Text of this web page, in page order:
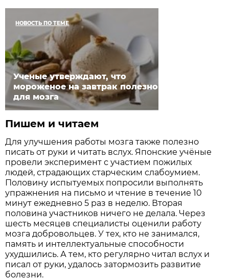
НОВОСТЬ ПО ТЕМЕ
Ученые утверждают, что
мороженое на завтрак полезно
для мозга
Пишем и читаем
Для улучшения работы мозга также полезно
писать от руки и читать вслух. Японские учёные
провели эксперимент с участием пожилых
людей, страдающих старческим слабоумием.
Половину испытуемых попросили выполнять
упражнения на письмо и чтение в течение 10
минут ежедневно 5 раз в неделю. Вторая
половина участников ничего не делала. Через
шесть месяцев специалисты оценили работу
мозга добровольцев. У тех, кто не занимался,
память и интеллектуальные способности
ухудшились. А тем, кто регулярно читал вслух и
писал от руки, удалось затормозить развитие
болезни.